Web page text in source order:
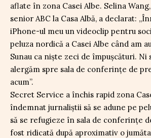
aflate în zona Casei Albe. Selina
senior ABC la Casa Albă, a declarat:
iPhone-ul meu un videoclip pentru
peluza nordică a Casei Albe când am
Sunau ca niște zeci de împușcături. Ni
alergăm spre sala de conferințe de
acum”.
Secret Service a închis rapid zona
îndemnat jurnaliștii să se adune pe
să se refugieze în sala de conferințe
fost ridicată după aproximativ o